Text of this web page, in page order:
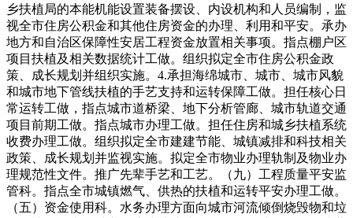
乡扶植局的本能机能设置装备摆设、内设机构和人员编制，监
视全市住房公积金和其他住房资金的办理、利用和平安。承办
地方和自治区保障性安居工程资金放置相关事项。指点棚户区
项目扶植及相关数据统计工做。组织拟定全市住房公积金政
策、成长规划并组织实施。4.承担海绵城市、城市、城市风貌
和城市地下管线扶植的手艺支持和运转保障工做。担任核心日
常运转工做，指点城市道桥梁、地下分析管廊、城市轨道交通
项目前期工做。指点城市办理工做。担任住房和城乡扶植系统
收费办理工做。组织拟定全市建建节能、城镇减排和科技相关
政策、成长规划并监视实施。拟定全市物业办理轨制及物业办
理规范性文件。推广先辈手艺和工艺。（九）工程质量平安监
管科。指点全市城镇燃气、供热的扶植和运转平安办理工做。
（五）资金使用科。水务办理方面向城市河流倾倒烧毁物和垃